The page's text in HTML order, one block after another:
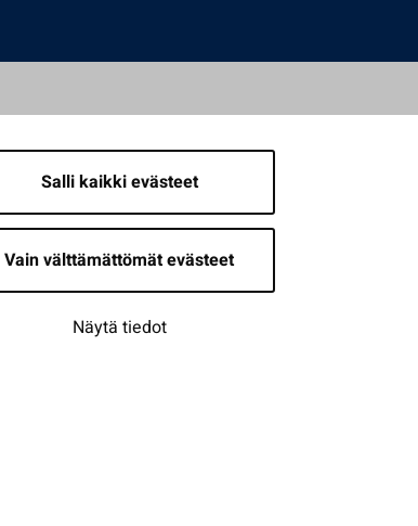
Salli kaikki evästeet
Vain välttämättömät evästeet
Näytä tiedot